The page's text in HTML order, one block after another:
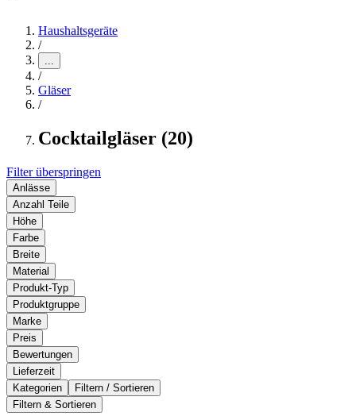
Haushaltsgeräte
/
...
/
Gläser
/
Cocktailgläser (20)
Filter überspringen
Anlässe
Anzahl Teile
Höhe
Farbe
Breite
Material
Produkt-Typ
Produktgruppe
Marke
Preis
Bewertungen
Lieferzeit
Kategorien
Filtern / Sortieren
Filtern & Sortieren